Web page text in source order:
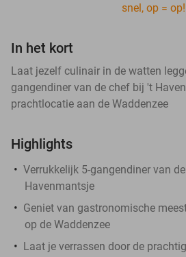
snel, op = op!
In het kort
Laat jezelf culinair in de watten
gangendiner van de chef bij 't
prachtlocatie aan de Waddenzee
Highlights
Verrukkelijk 5-gangendiner van
Havenmantsje
Geniet van gastronomische
op de Waddenzee
Laat je verrassen door de